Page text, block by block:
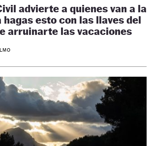
advierte a quienes van a la
hagas esto con las llaves del
arruinarte las vacaciones